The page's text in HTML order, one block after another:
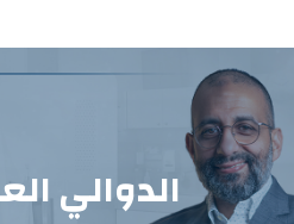
الدوالي